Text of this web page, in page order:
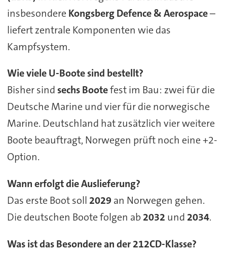
insbesondere Kongsberg Defence & Aerospace–
liefert zentrale Komponenten wie das
Kampfsystem.
Wie viele U-Boote sind bestellt?
Bisher sindsechs Bootefest im Bau: zwei für die
Deutsche Marine und vier für die norwegische
Marine. Deutschland hat zusätzlich vier weitere
Boote beauftragt, Norwegen prüft noch eine +2-
Option.
Wann erfolgt die Auslieferung?
Das erste Boot soll 2029 an Norwegen gehen.
Die deutschen Boote folgen ab2032 und 2034.
Was ist das Besondere an der 212CD-Klasse?